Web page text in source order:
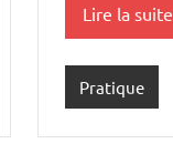
Lire la suite
Pratique